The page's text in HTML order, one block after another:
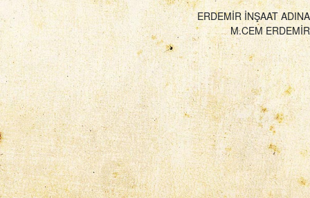
ERDEMİR İNŞAAT ADINA
M.CEM ERDEMİR